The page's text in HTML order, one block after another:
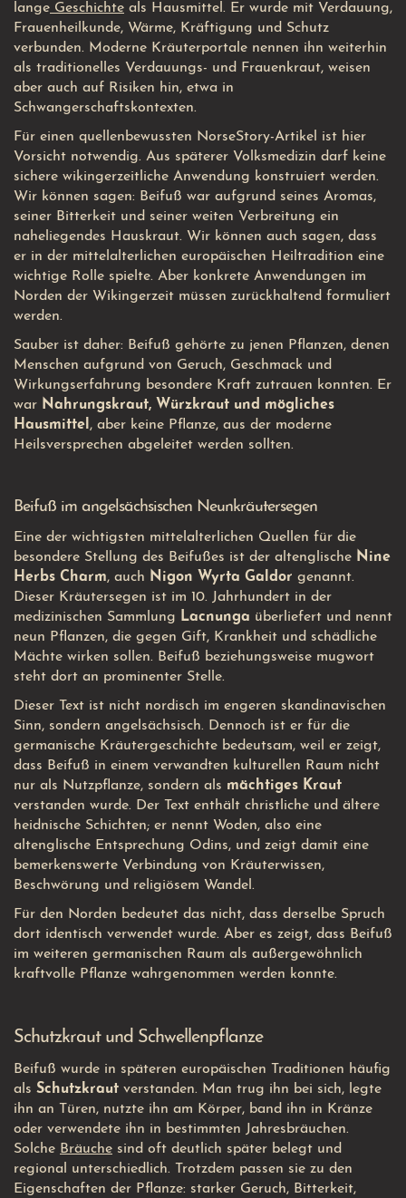
lange Geschichte als Hausmittel. Er wurde mit Verdauung,
Frauenheilkunde, Wärme, Kräftigung und Schutz
verbunden. Moderne Kräuterportale nennen ihn weiterhin
als traditionelles Verdauungs- und Frauenkraut, weisen
aber auch auf Risiken hin, etwa in
Schwangerschaftskontexten.
Für einen quellenbewussten NorseStory-Artikel ist hier
Vorsicht notwendig. Aus späterer Volksmedizin darf keine
sichere wikingerzeitliche Anwendung konstruiert werden.
Wir können sagen: Beifuß war aufgrund seines Aromas,
seiner Bitterkeit und seiner weiten Verbreitung ein
naheliegendes Hauskraut. Wir können auch sagen, dass
er in der mittelalterlichen europäischen Heiltradition eine
wichtige Rolle spielte. Aber konkrete Anwendungen im
Norden der Wikingerzeit müssen zurückhaltend formuliert
werden.
Sauber ist daher: Beifuß gehörte zu jenen Pflanzen, denen
Menschen aufgrund von Geruch, Geschmack und
Wirkungserfahrung besondere Kraft zutrauen konnten. Er
war Nahrungskraut, Würzkraut und mögliches
Hausmittel , aber keine Pflanze, aus der moderne
Heilsversprechen abgeleitet werden sollten.
Beifuß im angelsächsischen Neunkräutersegen
Eine der wichtigsten mittelalterlichen Quellen für die
besondere Stellung des Beifußes ist der altenglische Nine
Herbs Charm, auch Nigon Wyrta Galdor genannt.
Dieser Kräutersegen ist im 10. Jahrhundert in der
medizinischen Sammlung Lacnunga überliefert und nennt
neun Pflanzen, die gegen Gift, Krankheit und schädliche
Mächte wirken sollen. Beifuß beziehungsweise mugwort
steht dort an prominenter Stelle.
Dieser Text ist nicht nordisch im engeren skandinavischen
Sinn, sondern angelsächsisch. Dennoch ist er für die
germanische Kräutergeschichte bedeutsam, weil er zeigt,
dass Beifuß in einem verwandten kulturellen Raum nicht
nur als Nutzpflanze, sondern als mächtiges Kraut
verstanden wurde. Der Text enthält christliche und ältere
heidnische Schichten; er nennt Woden, also eine
altenglische Entsprechung Odins, und zeigt damit eine
bemerkenswerte Verbindung von Kräuterwissen,
Beschwörung und religiösem Wandel.
Für den Norden bedeutet das nicht, dass derselbe Spruch
dort identisch verwendet wurde. Aber es zeigt, dass Beifuß
im weiteren germanischen Raum als außergewöhnlich
kraftvolle Pflanze wahrgenommen werden konnte.
Schutzkraut und Schwellenpflanze
Beifuß wurde in späteren europäischen Traditionen häufig
als Schutzkraut verstanden. Man trug ihn bei sich, legte
ihn an Türen, nutzte ihn am Körper, band ihn in Kränze
oder verwendete ihn in bestimmten Jahresbräuchen.
Solche Bräuche sind oft deutlich später belegt und
regional unterschiedlich. Trotzdem passen sie zu den
Eigenschaften der Pflanze: starker Geruch, Bitterkeit,